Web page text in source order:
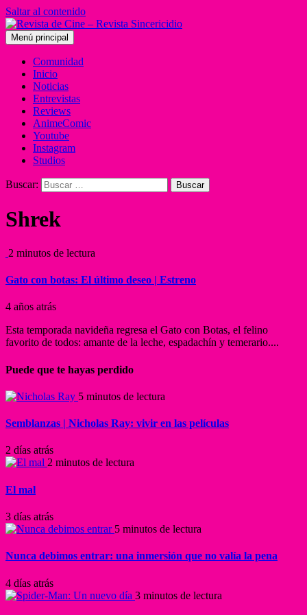
Saltar al contenido
Menú principal
Comunidad
Inicio
Noticias
Entrevistas
Reviews
AnimeComic
Youtube
Instagram
Studios
Buscar:
Shrek
2 minutos de lectura
Gato con botas: El último deseo | Estreno
4 años atrás
Esta temporada navideña regresa el Gato con Botas, el felino
favorito de todos: amante de la leche, espadachín y temerario....
Puede que te hayas perdido
5 minutos de lectura
Semblanzas | Nicholas Ray: vivir en las películas
2 días atrás
2 minutos de lectura
El mal
3 días atrás
5 minutos de lectura
Nunca debimos entrar: una inmersión que no valía la pena
4 días atrás
3 minutos de lectura